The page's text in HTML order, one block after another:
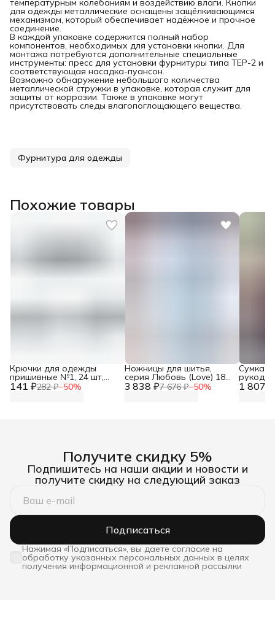
температурным колебаниям и воздействию влаги. Кнопки
для одежды металлические оснащены защёлкивающимся
механизмом, который обеспечивает надёжное и прочное
соединение.
В каждой упаковке содержится полный набор
компонентов, необходимых для установки кнопки. Для
монтажа потребуются дополнительные специальные
инструменты: пресс для установки фурнитуры типа ТЕР-2 и
соответствующая насадка-пуансон.
Возможно обнаружение небольшого количества
металлической стружки в упаковке, которая служит для
защиты от коррозии. Также в упаковке могут
присутствовать следы влагопоглощающего вещества.
Фурнитура для одежды
Похожие товары
141 ₽282 ₽−50%
Крючки для одежды
пришивные №1, 24 шт,
Айрис 3 838 ₽7 676 ₽−50%
Ножницы для шитья,
серия Любовь (Love) 18
см, Prym, 610540 1 807 ₽
Сумка
Получите скидку 5%
Подпишитесь на наши акции и новости и
получите скидку на следующий заказ
Подписаться
Нажимая «Подписаться», вы даете согласие на
обработку указанных персональных данных в целях
получения информационной и рекламной рассылки